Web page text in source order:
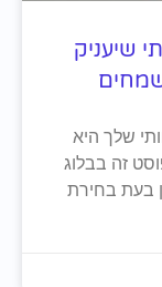
שיעניק
שלך היא
זה בבלוג
בעת בחירת